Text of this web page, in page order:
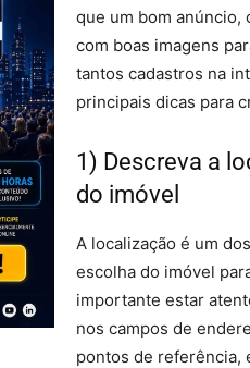
que um bom anúncio,
com boas imagens
tantos cadastros na
principais dicas para
1) Descreva a
do imóvel
A localização é um
escolha do imóvel
importante estar
nos campos de
pontos de referência,